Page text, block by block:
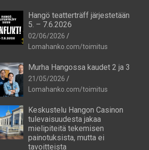
Hangö teatterträff järjestetään
5. – 7.6.2026
02/06/2026
Lomahanko.com/toimitus
Murha Hangossa kaudet 2 ja 3
21/05/2026
Lomahanko.com/toimitus
Keskustelu Hangon Casinon
tulevaisuudesta jakaa
mielipiteitä tekemisen
painotuksista, mutta ei
tavoitteista